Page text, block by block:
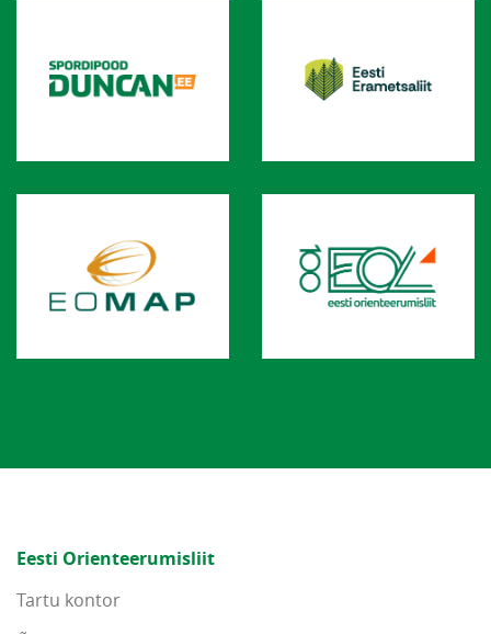
Eesti Orienteerumisliit
Tartu kontor